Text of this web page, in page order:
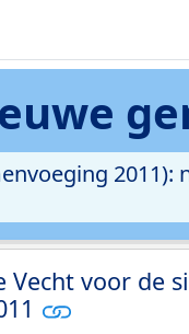
Vecht voor de